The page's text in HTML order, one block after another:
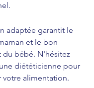
adaptée garantit le
et le bon
bébé. N'hésitez
diététicienne pour
votre alimentation.